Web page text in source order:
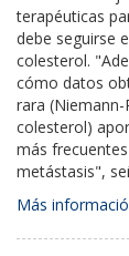
terapéuticas
debe seguirse
colesterol.
cómo datos
rara
colesterol)
más
metástasis",
Más